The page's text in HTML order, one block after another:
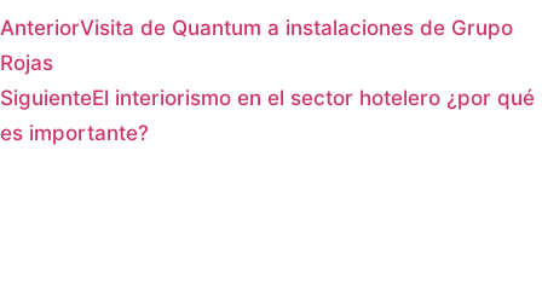
AnteriorVisita de Quantum a instalaciones de Grupo
Rojas
SiguienteEl interiorismo en el sector hotelero ¿por qué
es importante?